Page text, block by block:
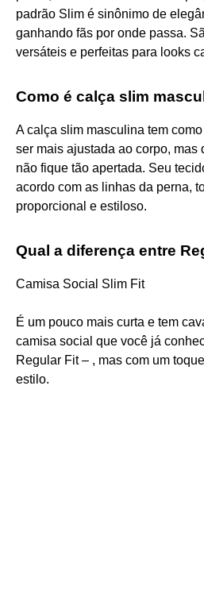
padrão Slim é sinônimo de
ganhando fãs por onde passa.
versáteis e perfeitas para looks
Como é calça slim
A calça slim masculina tem
ser mais ajustada ao corpo, mas
não fique tão apertada. Seu
acordo com as linhas da perna,
proporcional e estiloso.
Qual a diferença entre
Camisa Social Slim Fit
É um pouco mais curta e tem
camisa social que você já
Regular Fit – , mas com um
estilo.